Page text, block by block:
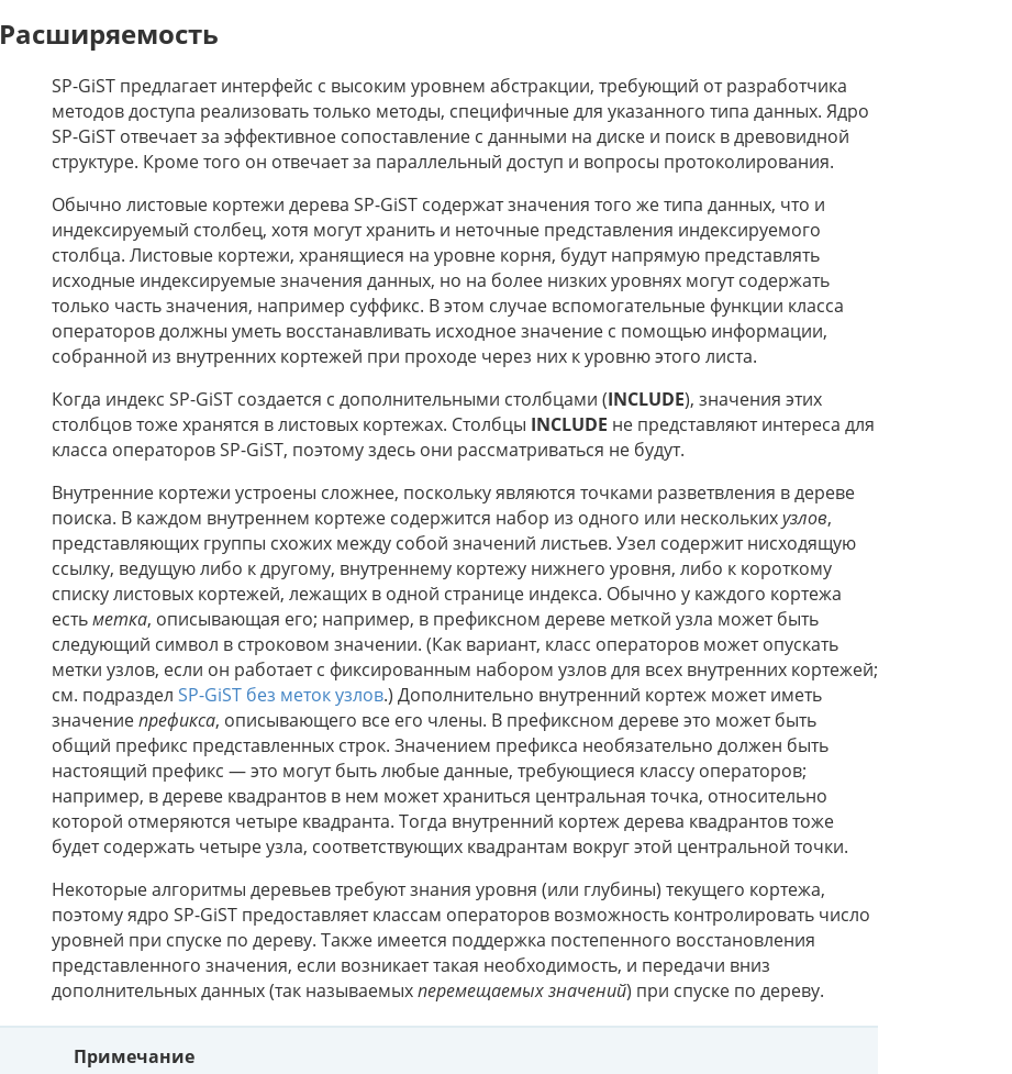
Расширяемость
SP-GiST предлагает интерфейс с высоким уровнем абстракции, требующий от разработчика
методов доступа реализовать только методы, специфичные для указанного типа данных. Ядро
SP-GiST отвечает за эффективное сопоставление с данными на диске и поиск в древовидной
структуре. Кроме того он отвечает за параллельный доступ и вопросы протоколирования.
Обычно листовые кортежи дерева SP-GiST содержат значения того же типа данных, что и
индексируемый столбец, хотя могут хранить и неточные представления индексируемого
столбца. Листовые кортежи, хранящиеся на уровне корня, будут напрямую представлять
исходные индексируемые значения данных, но на более низких уровнях могут содержать
только часть значения, например суффикс. В этом случае вспомогательные функции класса
операторов должны уметь восстанавливать исходное значение с помощью информации,
собранной из внутренних кортежей при проходе через них к уровню этого листа.
Когда индекс SP-GiST создается с дополнительными столбцами (INCLUDE), значения этих
столбцов тоже хранятся в листовых кортежах. Столбцы INCLUDE не представляют интереса для
класса операторов SP-GiST, поэтому здесь они рассматриваться не будут.
Внутренние кортежи устроены сложнее, поскольку являются точками разветвления в дереве
поиска. В каждом внутреннем кортеже содержится набор из одного или несколькихузлов,
представляющих группы схожих между собой значений листьев. Узел содержит нисходящую
ссылку, ведущую либо к другому, внутреннему кортежу нижнего уровня, либо к короткому
списку листовых кортежей, лежащих в одной странице индекса. Обычно у каждого кортежа
естьметка, описывающая его; например, в префиксном дереве меткой узла может быть
следующий символ в строковом значении. (Как вариант, класс операторов может опускать
метки узлов, если он работает с фиксированным набором узлов для всех внутренних кортежей;
см. подраздел SP-GiST без меток узлов.) Дополнительно внутренний кортеж может иметь
значениепрефикса, описывающего все его члены. В префиксном дереве это может быть
общий префикс представленных строк. Значением префикса необязательно должен быть
настоящий префикс — это могут быть любые данные, требующиеся классу операторов;
например, в дереве квадрантов в нем может храниться центральная точка, относительно
которой отмеряются четыре квадранта. Тогда внутренний кортеж дерева квадрантов тоже
будет содержать четыре узла, соответствующих квадрантам вокруг этой центральной точки.
Некоторые алгоритмы деревьев требуют знания уровня (или глубины) текущего кортежа,
поэтому ядро SP-GiST предоставляет классам операторов возможность контролировать число
уровней при спуске по дереву. Также имеется поддержка постепенного восстановления
представленного значения, если возникает такая необходимость, и передачи вниз
дополнительных данных (так называемыхперемещаемых значений) при спуске по дереву.
Примечание